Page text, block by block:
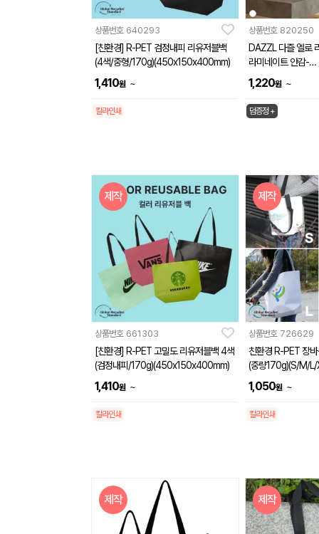
상품번호 640293
[친환경] R-PET 검정내피 리유저블백
(4색/중형/170g)(450x150x400mm)
1,410원 ~
칼라인쇄
상품번호 820250
DAZZL 다즐 엘로
라미네이트 안감-
(S/M/L)
1,220원 ~
덤증정 +
제작
상품번호 661303
[친환경] R-PET 고밀도 리유저블백 4색
(검정내피/170g)(450x150x400mm)
1,410원 ~
칼라인쇄
제작
상품번호 726629
친환경 R-PET 장
(중량170g)(S/M/L/
1,050원 ~
칼라인쇄
제작 제작